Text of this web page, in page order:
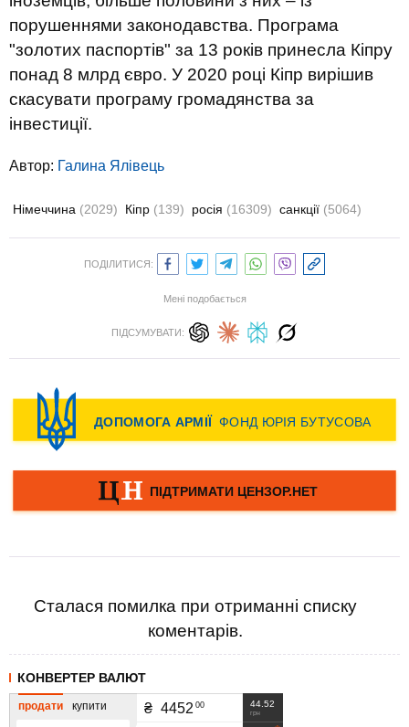
порушеннями законодавства. Програма
"золотих паспортів" за 13 років принесла Кіпру
понад 8 млрд євро. У 2020 році Кіпр вирішив
скасувати програму громадянства за
інвестиції.
Автор: Галина Ялівець
Німеччина (2029) Кіпр (139) росія (16309) санкції (5064)
ПОДІЛИТИСЯ:
Мені подобається
ПІДСУМУВАТИ:
Сталася помилка при отриманні списку
коментарів.
КОНВЕРТЕР ВАЛЮТ
продати купити 44.52
грн
₴ 4452 00